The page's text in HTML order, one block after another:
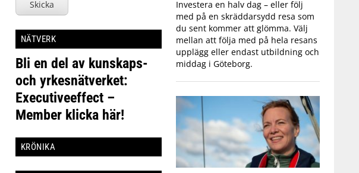
Skicka
NÄTVERK
Bli en del av kunskaps-
och yrkesnätverket:
Executiveeffect –
Member klicka här!
KRÖNIKA
Investera en halv dag – eller följ
med på en skräddarsydd resa som
du sent kommer att glömma. Välj
mellan att följa med på hela resans
upplägg eller endast utbildning och
middag i Göteborg.